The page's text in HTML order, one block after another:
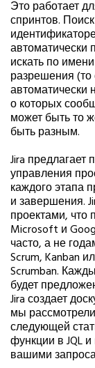
Это работает
спринтов.
автоматически
искать по
разрешения (то
автоматически
о которых
может быть то
быть разным.
Jira
управления
каждого этапа
и завершения.
проектами, что
Microsoft и
часто, а не
Scrum, Kanban
Scrumban.
будет
Jira создает
мы
следующей
функции в JQL
вашими